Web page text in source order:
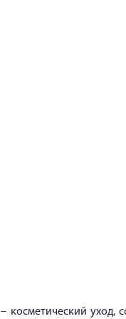
– косметический уход,